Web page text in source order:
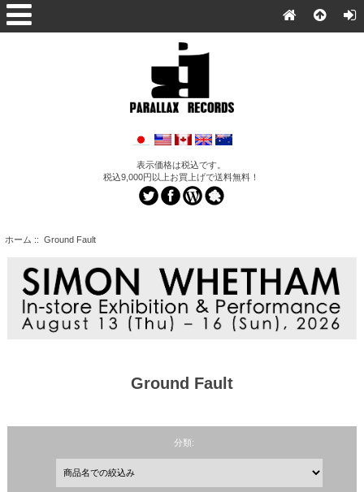
表示価格は税込です。
税込9,000円以上お買上げで送料無料！
ホーム :: Ground Fault
Ground Fault
分類: